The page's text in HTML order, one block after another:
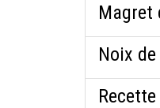
Magret
Noix